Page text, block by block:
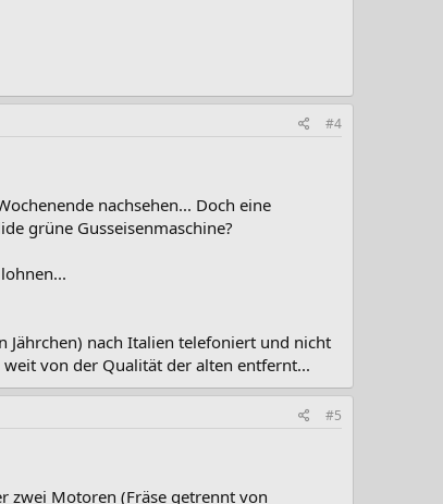
#4
nachsehen... Doch eine
grüne Gusseisenmaschine?
Jährchen) nach Italien telefoniert und nicht
von der Qualität der alten entfernt...
#5
zwei Motoren (Fräse getrennt von